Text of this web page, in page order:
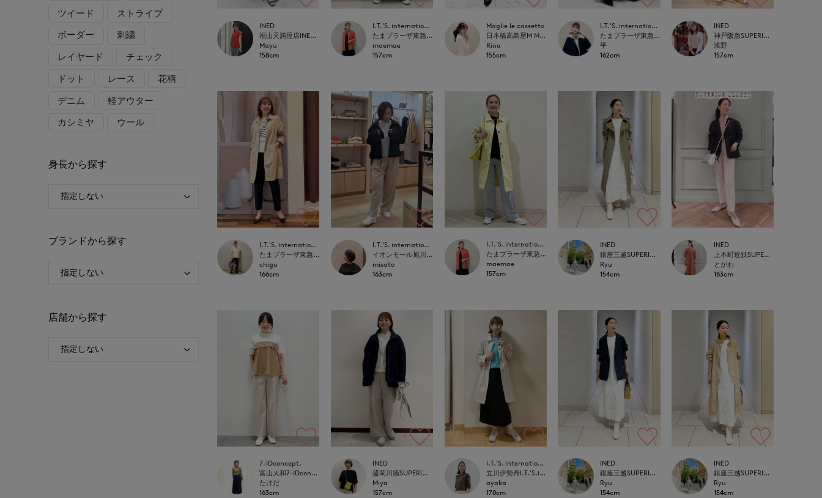
INED
福山天満屋店INED/7-IDconcept./Maglie
Mayu
158cm
I.T.'S. international
たまプラーザ東急I.T.'S.international
maemae
157cm
Maglie le cassetto
日本橋高島屋M Maglie le cassetto
Rina
155cm
I.T.'S. international
たまプラーザ東急I.T.'S.international
平
162cm
INED
神戸阪急SUPERIORCLOSET
浅野
157cm
I.T.'S. international
たまプラーザ東急I.T.'S.international
chigu
166cm
I.T.'S. international
イオンモール旭川駅前店I.T.'S.international
misato
163cm
I.T.'S. international
たまプラーザ東急I.T.'S.international
maemae
157cm
INED
銀座三越SUPERIOR CLOSET GINZA
Ryu
154cm
INED
上本町近鉄SUPERIORCLOSET
とがわ
163cm
7-IDconcept.
富山大和7-IDconcept.
たけだ
163cm
INED
盛岡川徳SUPERIOR CLOSET
Miya
157cm
I.T.'S. international
立川伊勢丹I.T.'S.international
ayaka
170cm
INED
銀座三越SUPERIOR CLOSET GINZA
Ryu
154cm
INED
銀座三越SUPERIOR CLOSET GINZA
Ryu
154cm
ツイード
ストライプ
ボーダー
刺繍
レイヤード
チェック
ドット
レース
花柄
デニム
軽アウター
カシミヤ
ウール
身長から探す
ブランドから探す
店舗から探す